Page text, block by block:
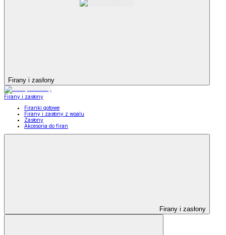
Firany i zasłony
Firany i zasłony
Firanki gotowe
Firany i zasłony z woalu
Zasłony
Akcesoria do firan
Firany i zasłony